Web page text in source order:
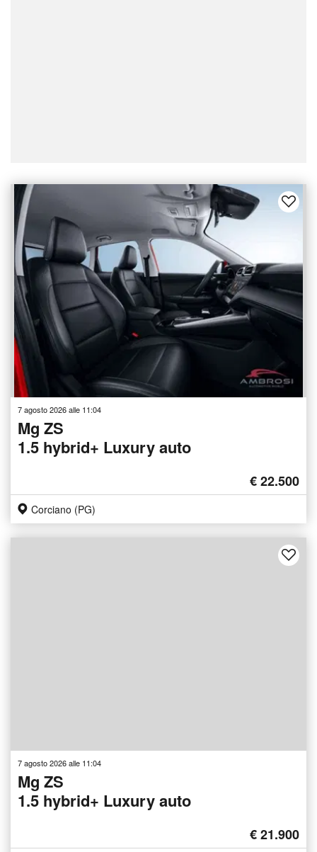
7 agosto 2026 alle 11:04
Mg ZS
1.5 hybrid+ Luxury auto
€ 22.500
Corciano (PG)
7 agosto 2026 alle 11:04
Mg ZS
1.5 hybrid+ Luxury auto
€ 21.900